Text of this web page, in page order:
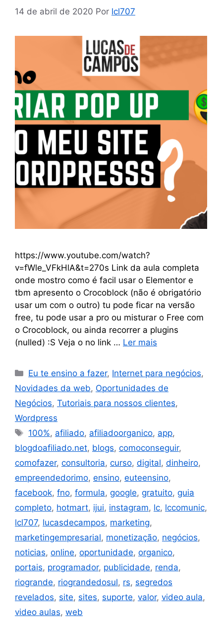
14 de abril de 2020 Por lcl707
https://www.youtube.com/watch?
v=fWle_VFkHlA&t=270s Link da aula completa
onde mostro como é facil usar o Elementor e
tbm apresento o Crocoblock (não é obrigatório
usar um com o outro) tu pode ficar na versão
free, tu pode usar a pro ou misturar o Free com
o Crocoblock, ou ainda recorrer a plugins
(nulled) :S Veja o no link … Ler mais
Eu te ensino a fazer, Internet para negócios,
Novidades da web, Oportunidades de
Negócios, Tutoriais para nossos clientes,
Wordpress
100%, afiliado, afiliadoorganico, app,
blogdoafiliado.net, blogs, comoconseguir,
comofazer, consultoria, curso, digital, dinheiro,
empreendedorimo, ensino, euteensino,
facebook, fno, formula, google, gratuito, guia
completo, hotmart, ijui, instagram, lc, lccomunic,
lcl707, lucasdecampos, marketing,
marketingempresarial, monetização, negócios,
noticias, online, oportunidade, organico,
portais, programador, publicidade, renda,
riogrande, riograndedosul, rs, segredos
revelados, site, sites, suporte, valor, video aula,
video aulas, web